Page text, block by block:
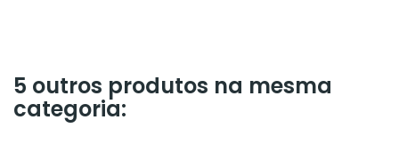
5 outros produtos na mesma
categoria: